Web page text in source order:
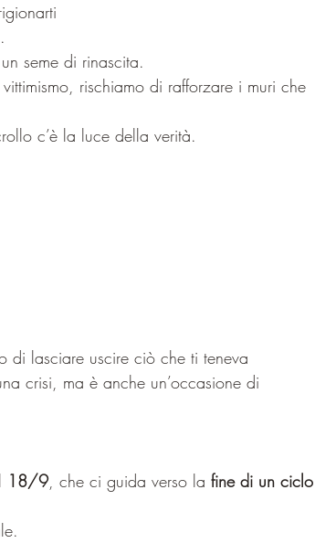
seme di rinascita.
rischiamo di rafforzare i muri che
c’è la luce della verità.
di lasciare uscire ciò che ti teneva
crisi, ma è anche un’occasione di
18/9, che ci guida verso la fine di un ciclo